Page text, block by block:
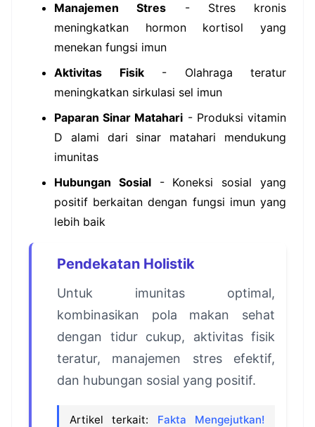
Manajemen Stres - Stres kronis
meningkatkan hormon kortisol yang
menekan fungsi imun
Aktivitas Fisik- Olahraga teratur
meningkatkan sirkulasi sel imun
Paparan Sinar Matahari - Produksi vitamin
D alami dari sinar matahari mendukung
imunitas
Hubungan Sosial- Koneksi sosial yang
positif berkaitan dengan fungsi imun yang
lebih baik
Pendekatan Holistik
Untuk imunitas optimal,
kombinasikan pola makan sehat
dengan tidur cukup, aktivitas fisik
teratur, manajemen stres efektif,
dan hubungan sosial yang positif.
Artikel terkait: Fakta Mengejutkan!